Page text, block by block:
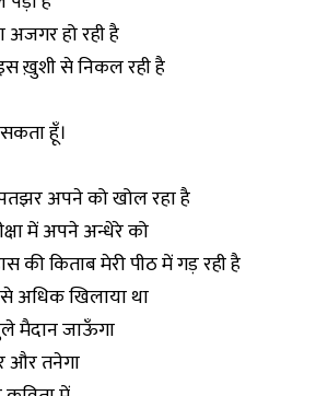
हो रही है
ख़ुशी से निकल रही है
हूँ।
पतझर अपने को खोल रहा है
में अपने अन्धेरे को
किताब मेरी पीठ में गड़ रही है
अधिक खिलाया था
मैदान जाऊँगा
और तनेगा